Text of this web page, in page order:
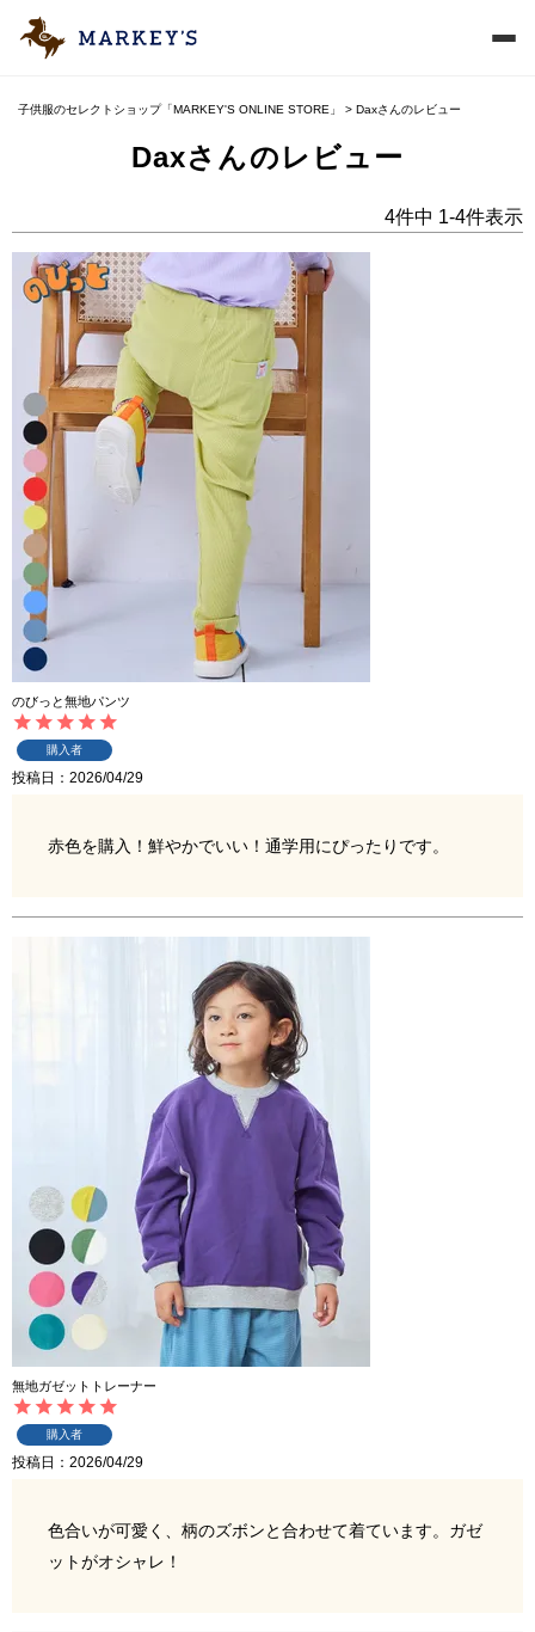
子供服のセレクトショップ「MARKEY'S ONLINE STORE」 Daxさんのレビュー
Daxさんのレビュー
4件中 1-4件表示
のびっと無地パンツ
購入者
投稿日 2026/04/29
赤色を購入！鮮やかでいい！通学用にぴったりです。
無地ガゼットトレーナー
購入者
投稿日 2026/04/29
色合いが可愛く、柄のズボンと合わせて着ています。ガゼ
ットがオシャレ！